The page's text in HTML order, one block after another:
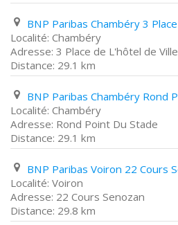
Chambéry
3 Place de L'hôtel de Ville
29.1 km
Chambéry
Rond Point Du Stade
29.1 km
Voiron
22 Cours Senozan
29.8 km